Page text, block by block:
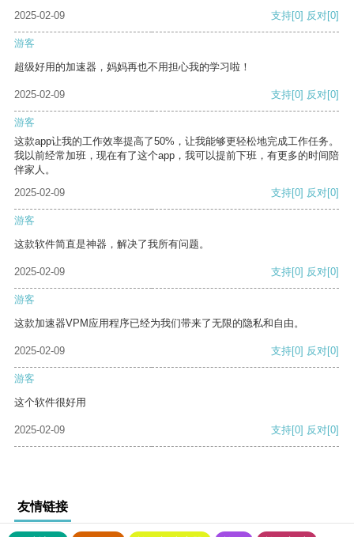
2025-02-09
支持[0] 反对[0]
游客
超级好用的加速器，妈妈再也不用担心我的学习啦！
2025-02-09 支持[0] 反对[0]
游客
这款app让我的工作效率提高了50%，让我能够更轻松地完成工作任务。
我以前经常加班，现在有了这个app，我可以提前下班，有更多的时间陪
伴家人。
2025-02-09
支持[0] 反对[0]
游客
这款软件简直是神器，解决了我所有问题。
2025-02-09 支持[0] 反对[0]
游客
这款加速器VPM应用程序已经为我们带来了无限的隐私和自由。
2025-02-09 支持[0] 反对[0]
游客
这个软件很好用
2025-02-09 支持[0] 反对[0]
友情链接